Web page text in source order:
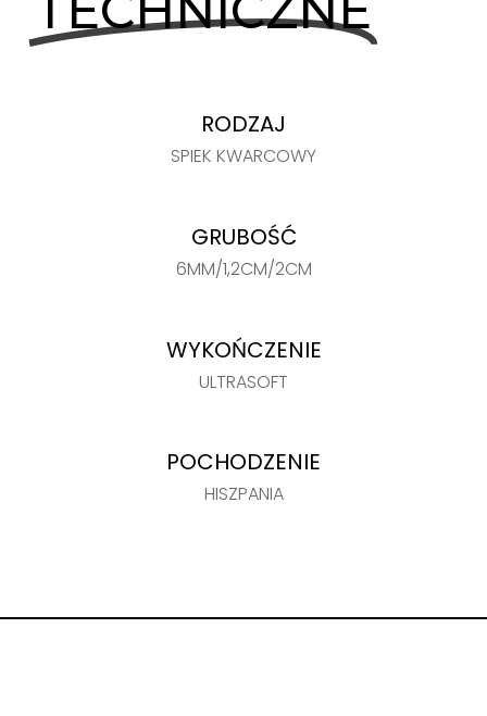
RODZAJ
SPIEK KWARCOWY
GRUBOŚĆ
6MM/1,2CM/2CM
WYKOŃCZENIE
ULTRASOFT
POCHODZENIE
HISZPANIA